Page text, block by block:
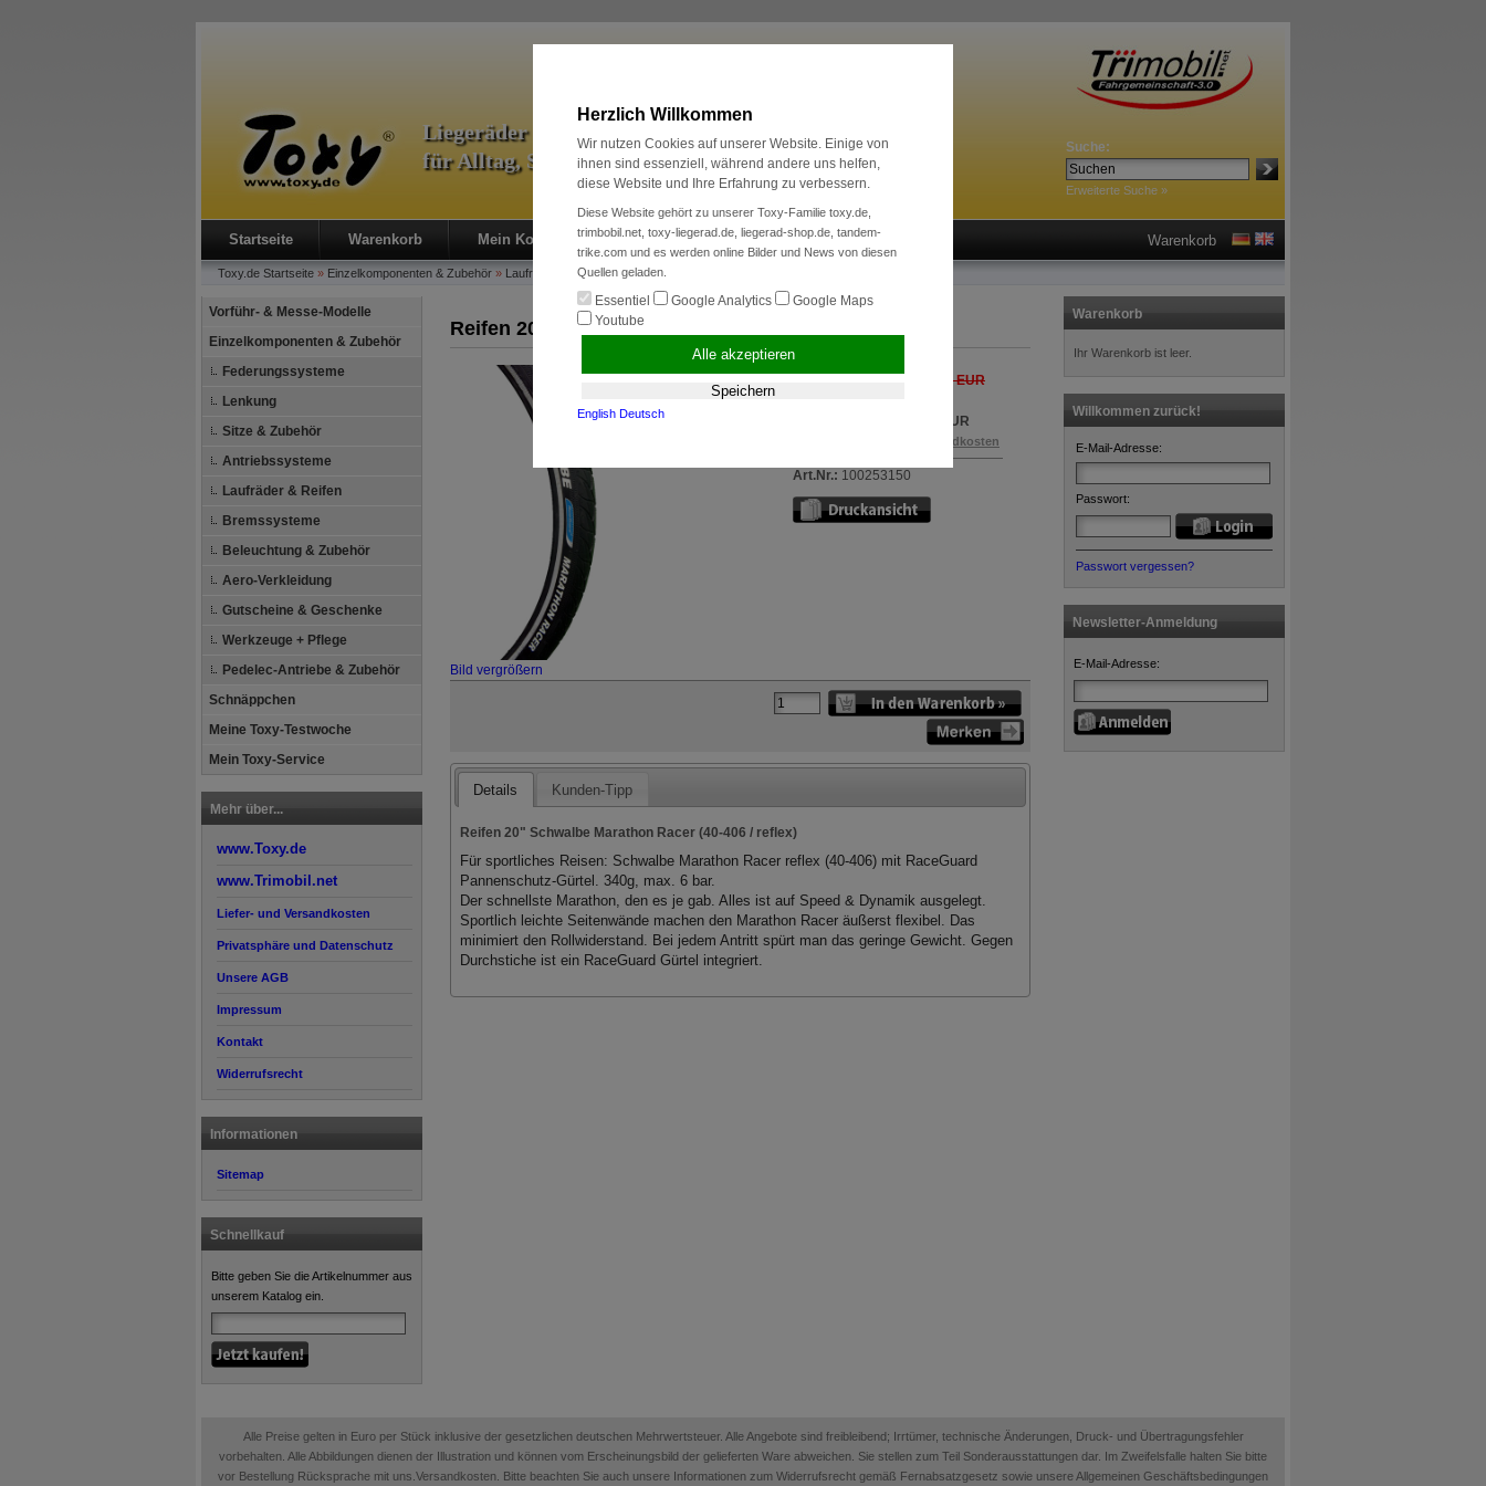
Suche:
Erweiterte Suche »
Liegeräder & Zubehör
für Alltag, Sport und Radreise
Startseite Warenkorb Mein Konto Neukunde? Kasse Anmelden Warenkorb
Toxy.de Startseite » Einzelkomponenten & Zubehör » Laufräder & Reifen» Reifen 20" Schwalbe Marathon Racer (40-406 / reflex)
Vorführ- & Messe-Modelle
Einzelkomponenten & Zubehör
Federungssysteme
Lenkung
Sitze & Zubehör
Antriebssysteme
Laufräder & Reifen
Bremssysteme
Beleuchtung & Zubehör
Aero-Verkleidung
Gutscheine & Geschenke
Werkzeuge + Pflege
Pedelec-Antriebe & Zubehör
Schnäppchen
Meine Toxy-Testwoche
Mein Toxy-Service
Mehr über...
www.Toxy.de
www.Trimobil.net
Liefer- und Versandkosten
Privatsphäre und Datenschutz
Unsere AGB
Impressum
Kontakt
Widerrufsrecht
Informationen
Sitemap
Schnellkauf
Bitte geben Sie die Artikelnummer aus
unserem Katalog ein.
Reifen 20" Schwalbe Marathon Racer (40-406 / reflex)
Bild vergrößern
36,00 EUR
Sie sparen 31 % / 11,00 EUR
Versandkosten
Art.Nr.: 100253150
Details Kunden-Tipp
Reifen 20" Schwalbe Marathon Racer (40-406 / reflex)
Für sportliches Reisen: Schwalbe Marathon Racer reflex (40-406) mit RaceGuard
Pannenschutz-Gürtel. 340g, max. 6 bar.
Der schnellste Marathon, den es je gab. Alles ist auf Speed & Dynamik ausgelegt.
Sportlich leichte Seitenwände machen den Marathon Racer äußerst flexibel. Das
minimiert den Rollwiderstand. Bei jedem Antritt spürt man das geringe Gewicht. Gegen
Durchstiche ist ein RaceGuard Gürtel integriert.
Warenkorb
Ihr Warenkorb ist leer.
Willkommen zurück!
E-Mail-Adresse:
Passwort:
Passwort vergessen?
Newsletter-Anmeldung
E-Mail-Adresse:
Alle Preise gelten in Euro per Stück inklusive der gesetzlichen deutschen Mehrwertsteuer. Alle Angebote sind freibleibend; Irrtümer, technische Änderungen, Druck- und Übertragungsfehler
vorbehalten. Alle Abbildungen dienen der Illustration und können vom Erscheinungsbild der gelieferten Ware abweichen. Sie stellen zum Teil Sonderausstattungen dar. Im Zweifelsfalle halten Sie bitte
vor Bestellung Rücksprache mit uns.Versandkosten. Bitte beachten Sie auch unsere Informationen zum Widerrufsrecht gemäß Fernabsatzgesetz sowie unsere Allgemeinen Geschäftsbedingungen
Herzlich Willkommen
Wir nutzen Cookies auf unserer Website. Einige von
ihnen sind essenziell, während andere uns helfen,
diese Website und Ihre Erfahrung zu verbessern.
Diese Website gehört zu unserer Toxy-Familie toxy.de,
trimbobil.net, toxy-liegerad.de, liegerad-shop.de, tandem-
trike.com und es werden online Bilder und News von diesen
Quellen geladen.
Essentiel Google Analytics
Google Maps
Youtube
Alle akzeptieren
Speichern
English Deutsch